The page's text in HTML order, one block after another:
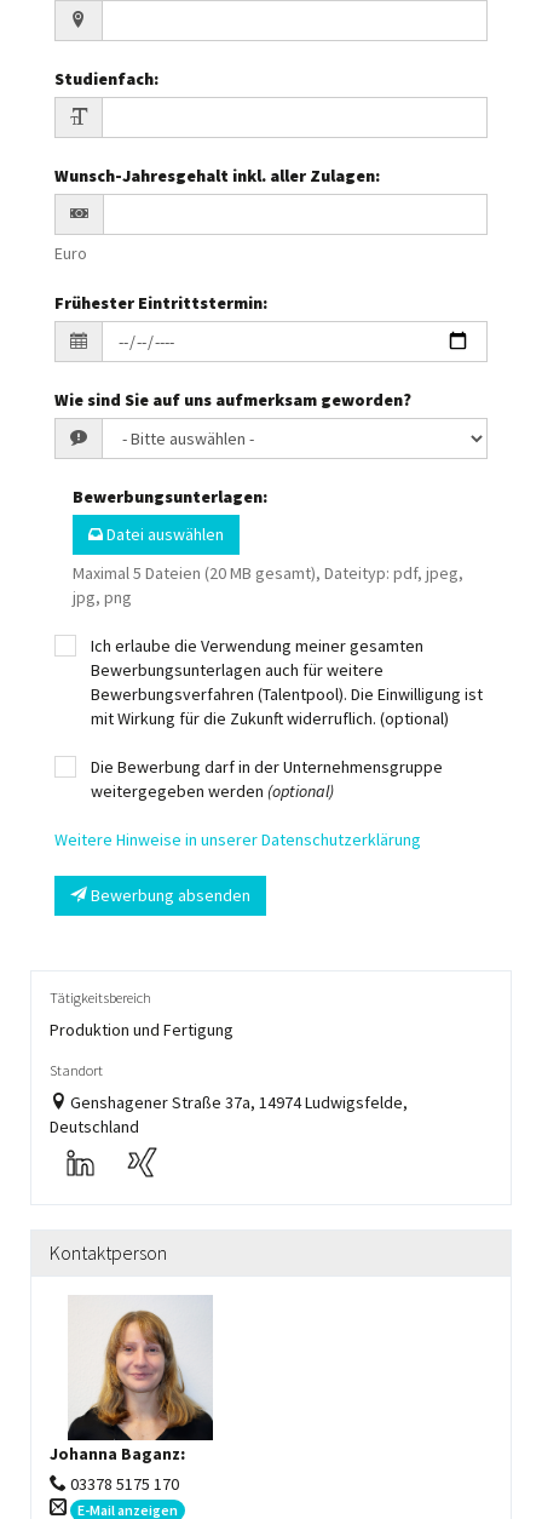
Studienfach:
Wunsch-Jahresgehalt inkl. aller Zulagen:
Euro
Frühester Eintrittstermin:
Wie sind Sie auf uns aufmerksam geworden?
Bewerbungsunterlagen:
Datei auswählen
Maximal 5 Dateien (20 MB gesamt), Dateityp: pdf, jpeg,
jpg, png
Ich erlaube die Verwendung meiner gesamten
Bewerbungsunterlagen auch für weitere
Bewerbungsverfahren (Talentpool). Die Einwilligung ist
mit Wirkung für die Zukunft widerruflich. (optional)
Die Bewerbung darf in der Unternehmensgruppe
weitergegeben werden (optional)
Weitere Hinweise in unserer Datenschutzerklärung
Bewerbung absenden
Tätigkeitsbereich
Produktion und Fertigung
Standort
Genshagener Straße 37a, 14974 Ludwigsfelde,
Deutschland
Kontaktperson
Johanna Baganz:
03378 5175 170
E-Mail anzeigen